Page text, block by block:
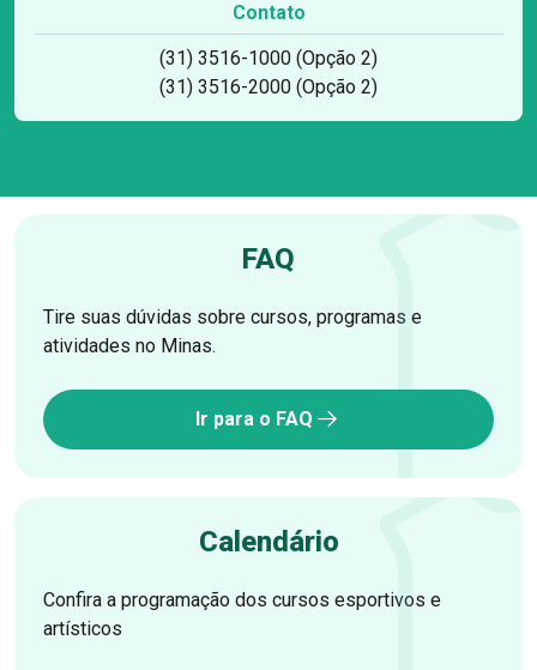
Contato
(31) 3516-1000 (Opção 2)
(31) 3516-2000 (Opção 2)
FAQ
Tire suas dúvidas sobre cursos, programas e
atividades no Minas.
Ir para o FAQ
Calendário
Confira a programação dos cursos esportivos e
artísticos